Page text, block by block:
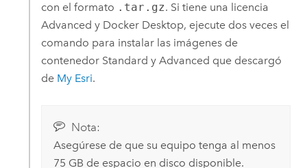
con el formato .tar.gz. Si tiene una licencia
Advanced y Docker Desktop, ejecute dos veces el
comando para instalar las imágenes de
contenedor Standard y Advanced que descargó
de My Esri.
Nota:
Asegúrese de que su equipo tenga al menos
75 GB de espacio en disco disponible.